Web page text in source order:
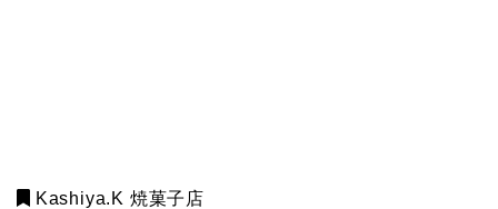
Kashiya.K 焼菓子店